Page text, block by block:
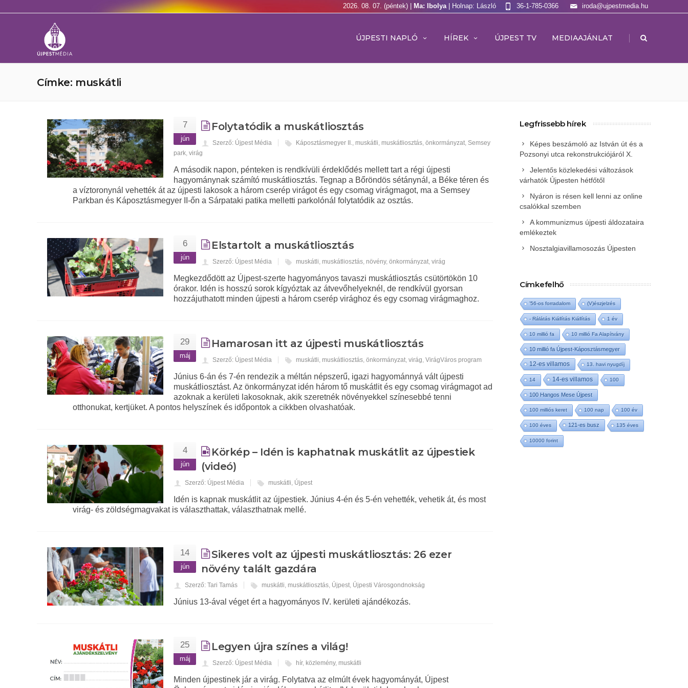
2026. 08. 07. (péntek) | Ma: Ibolya | Holnap: László iroda@ujpestmedia.hu
36-1-785-0366
ÚJPESTI NAPLÓ HÍREK ÚJPEST TV MEDIAAJÁNLAT |
Címke: muskátli
7
jún
Folytatódik a muskátliosztás
Szerző: Újpest Média Káposztásmegyer II., muskátli, muskátliosztás,önkormányzat, Semsey
park,virág
A második napon, pénteken is rendkívüli érdeklődés mellett tart a régi újpesti
hagyománynak számító muskátliosztás. Tegnap a Bőröndös sétánynál, a Béke téren és
a víztoronynál vehették át az újpesti lakosok a három cserép virágot és egy csomag virágmagot, ma a Semsey
Parkban és Káposztásmegyer II-őn a Sárpataki patika melletti parkolónál folytatódik az osztás.
6
jún
Elstartolt a muskátliosztás
Szerző: Újpest Média muskátli, muskátliosztás, növény,önkormányzat,virág
Megkezdődött az Újpest-szerte hagyományos tavaszi muskátliosztás csütörtökön 10
órakor. Idén is hosszú sorok kígyóztak az átvevőhelyeknél, de rendkívül gyorsan
hozzájuthatott minden újpesti a három cserép virághoz és egy csomag virágmaghoz.
29
máj
Hamarosan itt az újpesti muskátliosztás
Szerző: Újpest Média muskátli, muskátliosztás,önkormányzat,virág,VirágVáros program
Június 6-án és 7-én rendezik a méltán népszerű, igazi hagyománnyá vált újpesti
muskátliosztást. Az önkormányzat idén három tő muskátlit és egy csomag virágmagot ad
azoknak a kerületi lakosoknak, akik szeretnék növényekkel színesebbé tenni
otthonukat, kertjüket. A pontos helyszínek és időpontok a cikkben olvashatóak.
4
jún
Körkép – Idén is kaphatnak muskátlit az újpestiek
(videó)
Szerző: Újpest Média muskátli, Újpest
Idén is kapnak muskátlit az újpestiek. Június 4-én és 5-én vehették, vehetik át, és most
virág- és zöldségmagvakat is választhattak, választhatnak mellé.
14
jún
Sikeres volt az újpesti muskátliosztás: 26 ezer
növény talált gazdára
Szerző: Tari Tamás muskátli, muskátliosztás, Újpest, Újpesti Városgondnokság
Június 13-ával véget ért a hagyományos IV. kerületi ajándékozás.
25
máj
Legyen újra színes a világ!
Szerző: Újpest Média hír, közlemény, muskátli
Minden újpestinek jár a virág. Folytatva az elmúlt évek hagyományát, Újpest
Legfrissebb hírek
Képes beszámoló az István út és a
Pozsonyi utca rekonstrukciójáról X.
Jelentős közlekedési változások
várhatók Újpesten hétfőtől
Nyáron is résen kell lenni az online
csalókkal szemben
A kommunizmus újpesti áldozataira
emlékeztek
Nosztalgiavillamosozás Újpesten
Címkefelhő
'56-os forradalom (V)észjelzés
- Rálátás Kiállítás Kiállítás 1 év
10 millió fa 10 millió Fa Alapítvány
10 millió fa Újpest-Káposztásmegyer
12-es villamos 13. havi nyugdíj
14 14-es villamos 100
100 Hangos Mese Újpest
100 milliós keret 100 nap 100 év
100 éves 121-es busz 135 éves
10000 forint